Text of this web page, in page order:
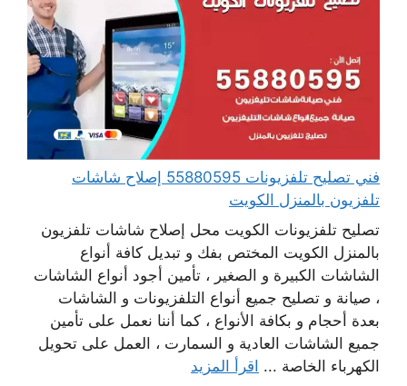
فني تصليح تلفزيونات 55880595 إصلاح شاشات
تلفزيون بالمنزل الكويت
تصليح تلفزيونات الكويت محل إصلاح شاشات تلفزيون
بالمنزل الكويت المختص بفك و تبديل كافة أنواع
الشاشات الكبيرة و الصغير ، تأمين أجود أنواع الشاشات
، صيانة و تصليح جميع أنواع التلفزيونات و الشاشات
بعدة أحجام و بكافة الأنواع ، كما أننا نعمل على تأمين
جميع الشاشات العادية و السمارت ، العمل على تحويل
الكهرباء الخاصة ... اقرأ المزيد